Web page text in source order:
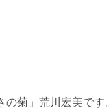
菊」荒川宏美です。